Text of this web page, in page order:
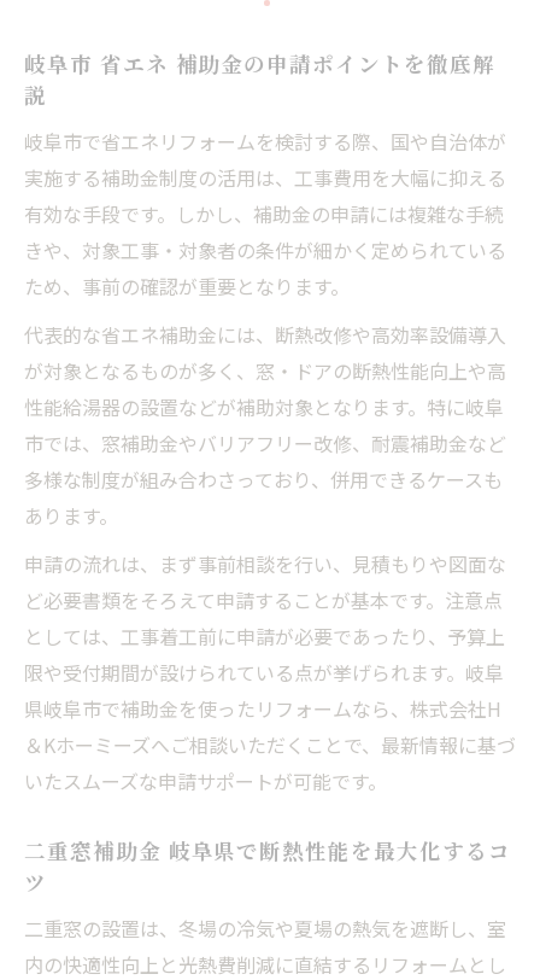
岐阜市 省エネ 補助金の申請ポイントを徹底解
説
岐阜市で省エネリフォームを検討する際、国や自治体が
実施する補助金制度の活用は、工事費用を大幅に抑える
有効な手段です。しかし、補助金の申請には複雑な手続
きや、対象工事・対象者の条件が細かく定められている
ため、事前の確認が重要となります。
代表的な省エネ補助金には、断熱改修や高効率設備導入
が対象となるものが多く、窓・ドアの断熱性能向上や高
性能給湯器の設置などが補助対象となります。特に岐阜
市では、窓補助金やバリアフリー改修、耐震補助金など
多様な制度が組み合わさっており、併用できるケースも
あります。
申請の流れは、まず事前相談を行い、見積もりや図面な
ど必要書類をそろえて申請することが基本です。注意点
としては、工事着工前に申請が必要であったり、予算上
限や受付期間が設けられている点が挙げられます。岐阜
県岐阜市で補助金を使ったリフォームなら、株式会社H
＆Kホーミーズへご相談いただくことで、最新情報に基づ
いたスムーズな申請サポートが可能です。
二重窓補助金 岐阜県で断熱性能を最大化するコ
ツ
二重窓の設置は、冬場の冷気や夏場の熱気を遮断し、室
内の快適性向上と光熱費削減に直結するリフォームとし